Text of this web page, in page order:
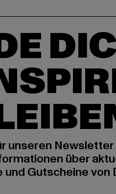
unseren Newsletter
über
und Gutscheine von